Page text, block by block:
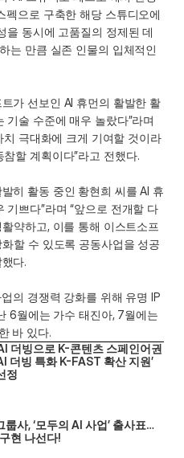
펙으로 구축한 해당 스튜디오에
을 동시에 고품질의 정제된 데
는 만큼 실존 인물의 입체적인
가 선보인 AI 휴먼의 활발한 활
기술 수준에 매우 놀랐다”라며
치 극대화에 크게 기여할 것이라
할 계획이다”라고 전했다.
히 활동 중인 황현희 씨를 AI 휴
쁘다”라며 “앞으로 전개할 다
약하고, 이를 통해 이스트소프
할 수 있도록 공동사업을 성공
다.
의 경쟁력 강화를 위해 유명 IP
6월에는 가수 태진아, 7월에는
바 있다.
더빙으로 K-콘텐츠 스페인어권
더빙 특화 K-FAST 확산 지원’
정
사, ‘모두의 AI 사업’ 출사표…
현 나선다!